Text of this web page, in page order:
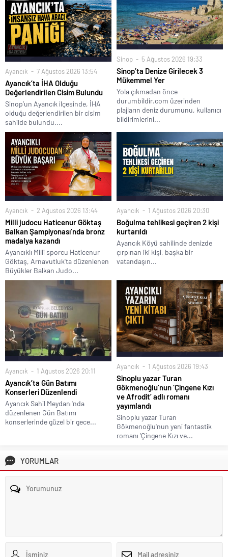
Ayancık 7 Ağustos 2026 13:54
Ayancık’ta İHA Olduğu
Değerlendirilen Cisim Bulundu
Sinop’un Ayancık ilçesinde, İHA
olduğu değerlendirilen bir cisim
sahilde bulundu....
Sinop 5 Ağustos 2026 19:33
Sinop’ta Denize Girilecek 3
Mükemmel Yer
Yola çıkmadan önce
durumbildir.com üzerinden
plajların deniz durumunu, kullanıcı
bildirimlerini...
Ayancık 2 Ağustos 2026 13:44
Milli judocu Haticenur Göktaş
Balkan Şampiyonası’nda bronz
madalya kazandı
Ayancıklı Milli sporcu Haticenur
Göktaş, Arnavutluk'ta düzenlenen
Büyükler Balkan Judo...
Ayancık 1 Ağustos 2026 20:30
Boğulma tehlikesi geçiren 2 kişi
kurtarıldı
Ayancık Köyü sahilinde denizde
çırpınan iki kişi, başka bir
vatandaşın...
Ayancık 1 Ağustos 2026 20:11
Ayancık’ta Gün Batımı
Konserleri Düzenlendi
Ayancık Sahil Meydanı'nda
düzenlenen Gün Batımı
konserlerinde güzel bir gece...
Ayancık 1 Ağustos 2026 19:43
Sinoplu yazar Turan
Gökmenoğlu’nun ‘Çingene Kızı
ve Afrodit’ adlı romanı
yayımlandı
Sinoplu yazar Turan
Gökmenoğlu'nun yeni fantastik
romanı 'Çingene Kızı ve...
YORUMLAR